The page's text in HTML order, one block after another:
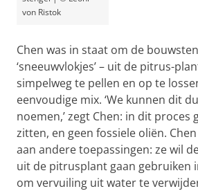
von Ristok
Chen was in staat om de
‘sneeuwvlokjes’ – uit de pitrus-
simpelweg te pellen en op te
eenvoudige mix. ‘We kunnen dit
noemen,’ zegt Chen: in dit proces
zitten, en geen fossiele oliën.
aan andere toepassingen: ze wil
uit de pitrusplant gaan gebruiken
om vervuiling uit water te